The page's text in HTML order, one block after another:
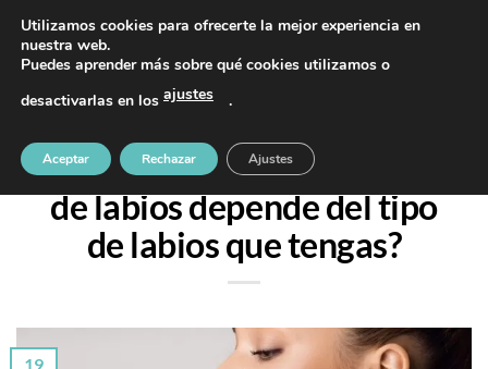
contenido
PIDE TU CITA AL TELÉFONO 637 42 97 25
¿Sabías que el tratamiento
de labios depende del tipo
de labios que tengas?
19
Utilizamos cookies para ofrecerte la mejor experiencia en
nuestra web.
Puedes aprender más sobre qué cookies utilizamos o
desactivarlas en los ajustes .
Aceptar Rechazar Ajustes